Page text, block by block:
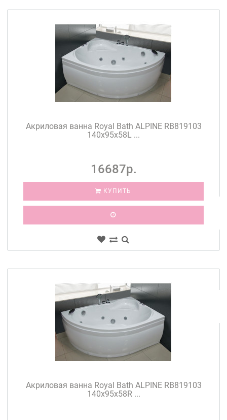
Акриловая ванна Royal Bath ALPINE RB819103
140x95x58L ...
16687р.
КУПИТЬ
Акриловая ванна Royal Bath ALPINE RB819103
140x95x58R ...